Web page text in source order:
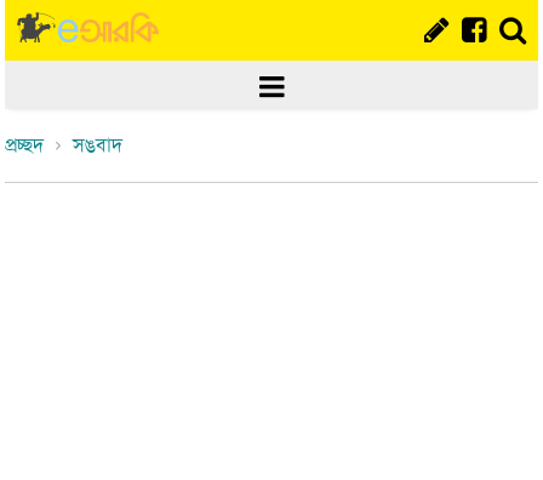
প্রচ্ছদ সঙবাদ